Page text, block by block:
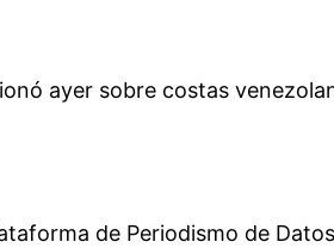
ayer sobre costas
de Periodismo de